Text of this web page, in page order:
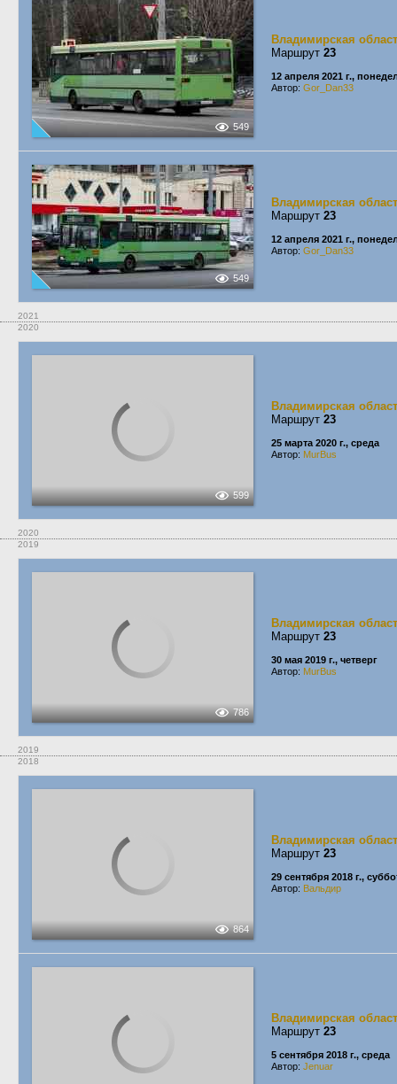
549
Владимирская
Маршрут 23
12 апреля 2021 г.,
Автор: Gor_Dan33
549
Владимирская
Маршрут 23
12 апреля 2021 г.,
Автор: Gor_Dan33
2021
2020
599
Владимирская
Маршрут 23
25 марта 2020 г., среда
Автор: MurBus
2020
2019
786
Владимирская
Маршрут 23
30 мая 2019 г., четверг
Автор: MurBus
2019
2018
864
Владимирская
Маршрут 23
29 сентября 2018 г.,
Автор: Вальдир
Владимирская
Маршрут 23
5 сентября 2018 г., среда
Автор: Jenuar